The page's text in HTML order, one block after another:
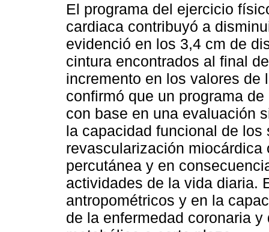
El programa del ejercicio
cardiaca contribuyó a
evidenció en los 3,4 cm de
cintura encontrados al final
incremento en los valores de
confirmó que un programa
con base en una evaluación
la capacidad funcional de
revascularización
percutánea y en
actividades de la vida diaria.
antropométricos y en la
de la enfermedad coronaria